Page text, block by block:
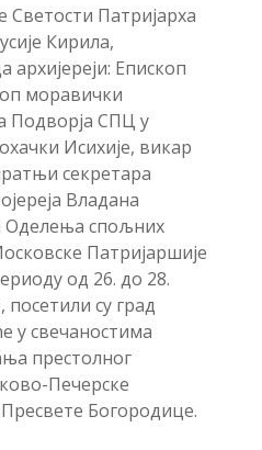
Патријарха
Кирила,
архијереји: Епископ
моравички
Подворја СПЦ у
Исихије, викар
секретара
Владана
Оделења спољних
Патријаршије
од 26. до 28.
посетили су град
у свечаностима
престолног
Печерске
Богородице.